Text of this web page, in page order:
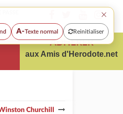
×
A-Texte normal Reinitialiser
ADHÉRER
aux Amis d'Herodote.net
Churchill